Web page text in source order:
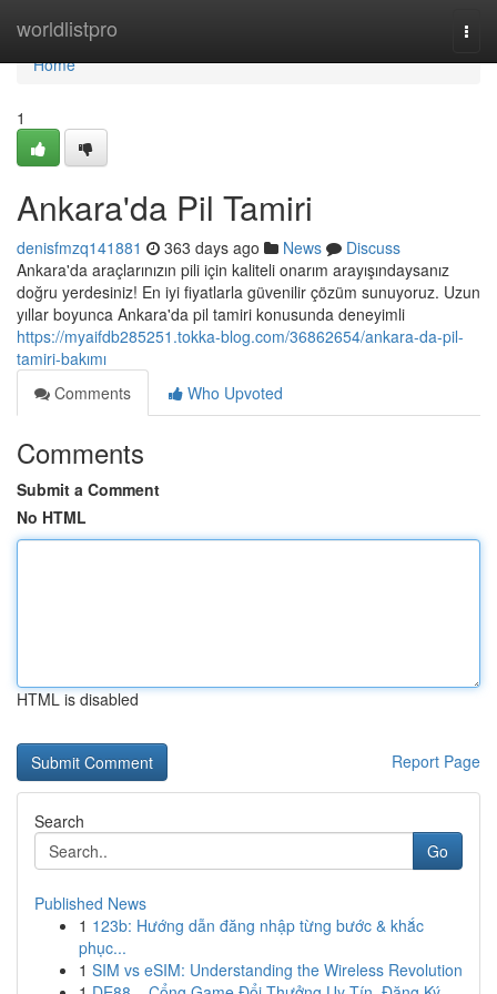
worldlistpro
Home
Home
1
Ankara'da Pil Tamiri
denisfmzq141881 363 days ago News
Discuss
Ankara'da araçlarınızın pili için kaliteli onarım arayışındaysanız
doğru yerdesiniz! En iyi fiyatlarla güvenilir çözüm sunuyoruz. Uzun
yıllar boyunca Ankara'da pil tamiri konusunda deneyimli
https://myaifdb285251.tokka-blog.com/36862654/ankara-da-pil-
tamiri-bakımı
Comments
Who Upvoted
Comments
Submit a Comment
No HTML
HTML is disabled
Report Page
Search
Go
Published News
1 123b: Hướng dẫn đăng nhập từng bước & khắc
phục...
1 SIM vs eSIM: Understanding the Wireless Revolution